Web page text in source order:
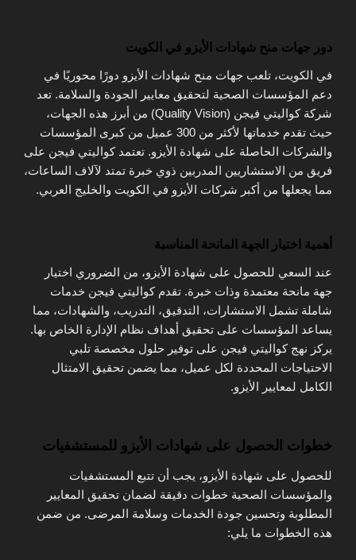
دور جهات منح شهادات الأيزو في الكويت
في الكويت، تلعب جهات منح شهادات الأيزو دورًا محوريًا في
دعم المؤسسات الصحية لتحقيق معايير الجودة والسلامة. تعد
شركة كواليتي فيجن (Quality Vision) من أبرز هذه الجهات،
حيث تقدم خدماتها لأكثر من 300 عميل من كبرى المؤسسات
والشركات الحاصلة على شهادة الأيزو. تعتمد كواليتي فيجن على
فريق من الاستشاريين المدربين ذوي خبرة تمتد لآلاف الساعات،
مما يجعلها من أكبر شركات الأيزو في الكويت والخليج العربي.
أهمية اختيار الجهة المانحة المناسبة
عند السعي للحصول على شهادة الأيزو، من الضروري اختيار
جهة مانحة معتمدة وذات خبرة. تقدم كواليتي فيجن خدمات
شاملة تشمل الاستشارات، التدقيق، التدريب، والشهادات، مما
يساعد المؤسسات على تحقيق أهداف نظام الإدارة الخاص بها.
يركز نهج كواليتي فيجن على توفير حلول مخصصة تلبي
الاحتياجات المحددة لكل عميل، مما يضمن تحقيق الامتثال
الكامل لمعايير الأيزو.
خطوات الحصول على شهادات الأيزو للمستشفيات
للحصول على شهادة الأيزو، يجب أن تتبع المستشفيات
والمؤسسات الصحية خطوات دقيقة لضمان تحقيق المعايير
المطلوبة وتحسين جودة الخدمات وسلامة المرضى. من ضمن
هذه الخطوات ما يلي: